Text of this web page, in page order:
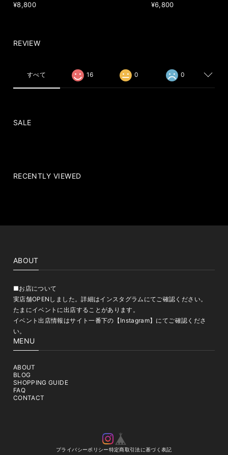
¥8,800
¥6,800
REVIEW
すべて 16 0 0
SALE
RECENTLY VIEWED
ABOUT
■お店について
実店舗OPENしました。詳細はインスタグラムにてご確認ください。
たまにイベントに出店することがあります。
イベント出店情報はサイト一番下の【Instagram】にてご確認くださ
い。
MENU
ABOUT
BLOG
SHOPPING GUIDE
FAQ
CONTACT
プライバシーポリシー特定商取引法に基づく表記